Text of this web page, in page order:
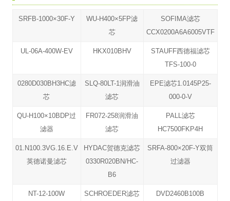
SRFB-1000×30F-Y
WU-H400×5FP滤
芯
SOFIMA滤芯
CCX0200A6A6005VTF
UL-06A-400W-EV HKX010BHV
STAUFF西德福滤芯
TFS-100-0
0280D030BH3HC滤
芯
SLQ-80LT-1润滑油
滤芯
EPE滤芯1.0145P25-
000-0-V
QU-H100×10BDP过
滤器
FR072-258润滑油
滤芯
PALL滤芯
HC7500FKP4H
01.N100.3VG.16.E.V
英德诺曼滤芯
HYDAC贺德克滤芯
0330R020BN/HC-
B6
SRFA-800×20F-Y双筒
过滤器
NT-12-100W
SCHROEDER滤芯
DVD2460B100B